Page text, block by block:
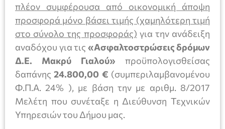
πλέον συμφέρουσα από οικονομική άποψη
προσφορά μόνο βάσει τιμής (χαμηλότερη τιμή
στο σύνολο της προσφοράς) για την ανάδειξη
αναδόχου για τις «Ασφαλτοστρώσεις δρόμων
Δ.Ε. Μακρύ Γιαλού» προϋπολογισθείσας
δαπάνης24.800,00 € (συμπεριλαμβανομένου
Φ.Π.Α. 24% ), με βάση την με αριθμ. 8/2017
Μελέτη που συνέταξε η Διεύθυνση Τεχνικών
Υπηρεσιών του Δήμου μας.